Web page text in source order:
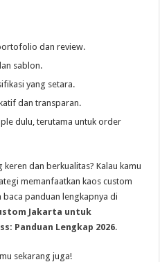
dan review.
sablon.
yang setara.
dan transparan.
dulu, terutama untuk order
dan berkualitas? Kalau kamu
memanfaatkan kaos custom
panduan lengkapnya di
Jakarta untuk
Panduan Lengkap 2026.
sekarang juga!